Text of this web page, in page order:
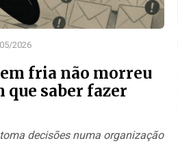
2026
fria não morreu
que saber fazer
decisões numa organização